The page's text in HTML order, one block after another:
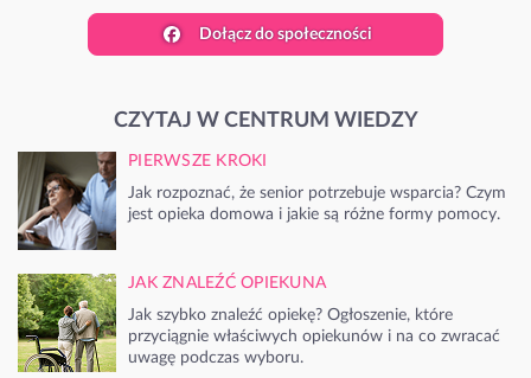
Dołącz do społeczności
CZYTAJ W CENTRUM WIEDZY
PIERWSZE KROKI
Jak rozpoznać, że senior potrzebuje wsparcia? Czym
jest opieka domowa i jakie są różne formy pomocy.
JAK ZNALEŹĆ OPIEKUNA
Jak szybko znaleźć opiekę? Ogłoszenie, które
przyciągnie właściwych opiekunów i na co zwracać
uwagę podczas wyboru.